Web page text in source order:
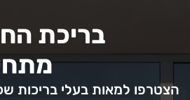
בריכת
הצטרפו למאות בעלי בריכות